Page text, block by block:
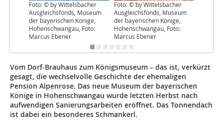
Foto: © by Wittelsbacher
Ausgleichsfonds, Museum
der bayerischen Könige,
Hohenschwangau, Foto:
Marcus Ebener
Foto: © by Wittelsbacher
Ausgleichsfonds, Museum
der bayerischen Könige,
Hohenschwangau, Foto:
Marcus Ebener
Vom Dorf-Brauhaus zum Königsmuseum – das ist, verkürzt
gesagt, die wechselvolle Geschichte der ehemaligen
Pension Alpenrose. Das neue Museum der bayerischen
Könige in Hohenschwangau wurde letzten Herbst nach
aufwendigen Sanierungsarbeiten eröffnet. Das Tonnendach
ist dabei ein besonderes Schmankerl.